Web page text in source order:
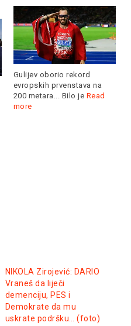
Gulijev oborio rekord
evropskih prvenstava na
200 metara... Bilo je Read
more
NIKOLA Zirojević: DARIO
Vraneš da liječi
demenciju, PES i
Demokrate da mu
uskrate podršku… (foto)